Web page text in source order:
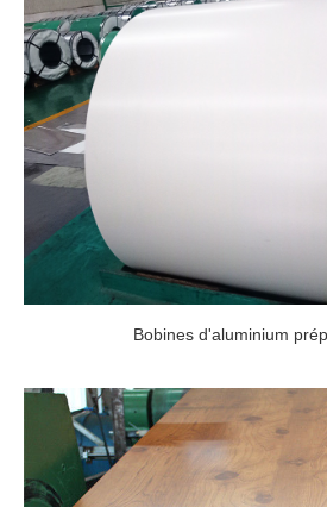
Bobines d'aluminium